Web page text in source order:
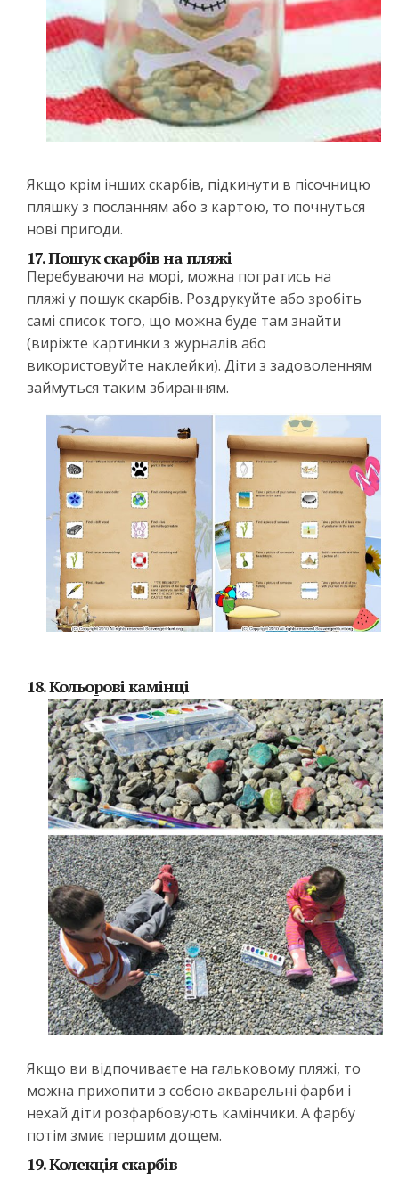
Якщо крім інших скарбів, підкинути в пісочницю
пляшку з посланням або з картою, то почнуться
нові пригоди.
17. Пошук скарбів на пляжі
Перебуваючи на морі, можна погратись на
пляжі у пошук скарбів. Роздрукуйте або зробіть
самі список того, що можна буде там знайти
(виріжте картинки з журналів або
використовуйте наклейки). Діти з задоволенням
займуться таким збиранням.
18. Кольорові камінці
Якщо ви відпочиваєте на гальковому пляжі, то
можна прихопити з собою акварельні фарби і
нехай діти розфарбовують камінчики. А фарбу
потім змиє першим дощем.
19. Колекція скарбів